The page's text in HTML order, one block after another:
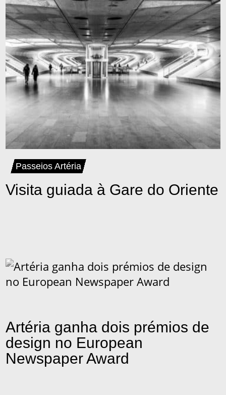
Visita guiada à Gare do Oriente
Passeios Artéria
Artéria ganha dois prémios de
design no European
Newspaper Award